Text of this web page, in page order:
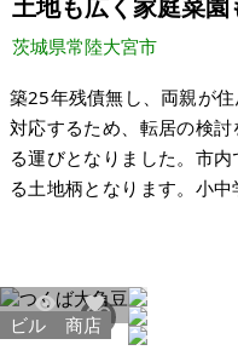
土地も広く家庭菜園
茨城県常陸大宮市
築25年残債無し、両親が
対応するため、転居の検
る運びとなりました。市
る土地柄となります。小
学へもこの地から通って
す。また200坪の広い土地
輪場としても活用できます
31791 45
ビル 商店